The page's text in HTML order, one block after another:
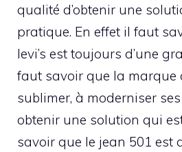
qualité d’obtenir une
pratique. En effet il faut
levi’s est toujours d’une
faut savoir que la marque
sublimer, à moderniser
obtenir une solution qui
savoir que le jean 501 est